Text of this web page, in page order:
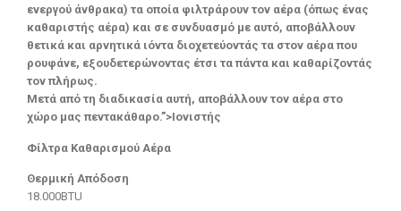
ενεργού άνθρακα) τα οποία φιλτράρουν τον αέρα (όπως ένας
καθαριστής αέρα) και σε συνδυασμό με αυτό, αποβάλλουν
θετικά και αρνητικά ιόντα διοχετεύοντάς τα στον αέρα που
ρουφάνε, εξουδετερώνοντας έτσι τα πάντα και καθαρίζοντάς
τον πλήρως.
Μετά από τη διαδικασία αυτή, αποβάλλουν τον αέρα στο
χώρο μας πεντακάθαρο.”>Ιονιστής
Φίλτρα Καθαρισμού Αέρα
Θερμική Απόδοση
18.000BTU